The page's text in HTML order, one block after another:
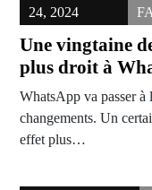
24, 2024
Une vingtaine
plus droit à
WhatsApp va passer à
changements. Un
effet plus…